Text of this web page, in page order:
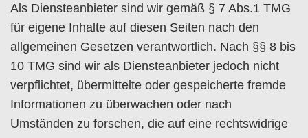
Als Diensteanbieter sind wir gemäß § 7 Abs.1 TMG
für eigene Inhalte auf diesen Seiten nach den
allgemeinen Gesetzen verantwortlich. Nach §§ 8 bis
10 TMG sind wir als Diensteanbieter jedoch nicht
verpflichtet, übermittelte oder gespeicherte fremde
Informationen zu überwachen oder nach
Umständen zu forschen, die auf eine rechtswidrige